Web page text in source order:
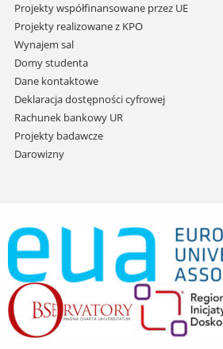
Projekty współfinansowane przez UE
Projekty realizowane z KPO
Wynajem sal
Domy studenta
Dane kontaktowe
Deklaracja dostępności cyfrowej
Rachunek bankowy UR
Projekty badawcze
Darowizny